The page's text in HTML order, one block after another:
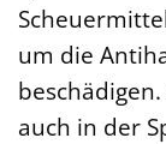
um die
auch in der